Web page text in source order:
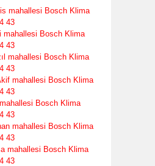
mahallesi Bosch Klima
43
mahallesi Bosch Klima
43
mahallesi Bosch Klima
43
mahallesi Bosch Klima
43
Bosch Klima
43
mahallesi Bosch Klima
43
mahallesi Bosch Klima
43